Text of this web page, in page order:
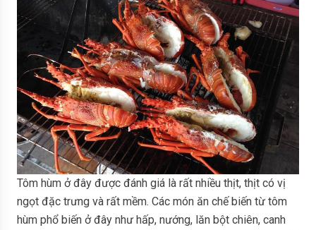
Tôm hùm ở đây được đánh giá là rất nhiều thịt, thịt có vị
ngọt đặc trưng và rất mềm. Các món ăn chế biến từ tôm
hùm phổ biến ở đây như hấp, nướng, lăn bột chiên, canh